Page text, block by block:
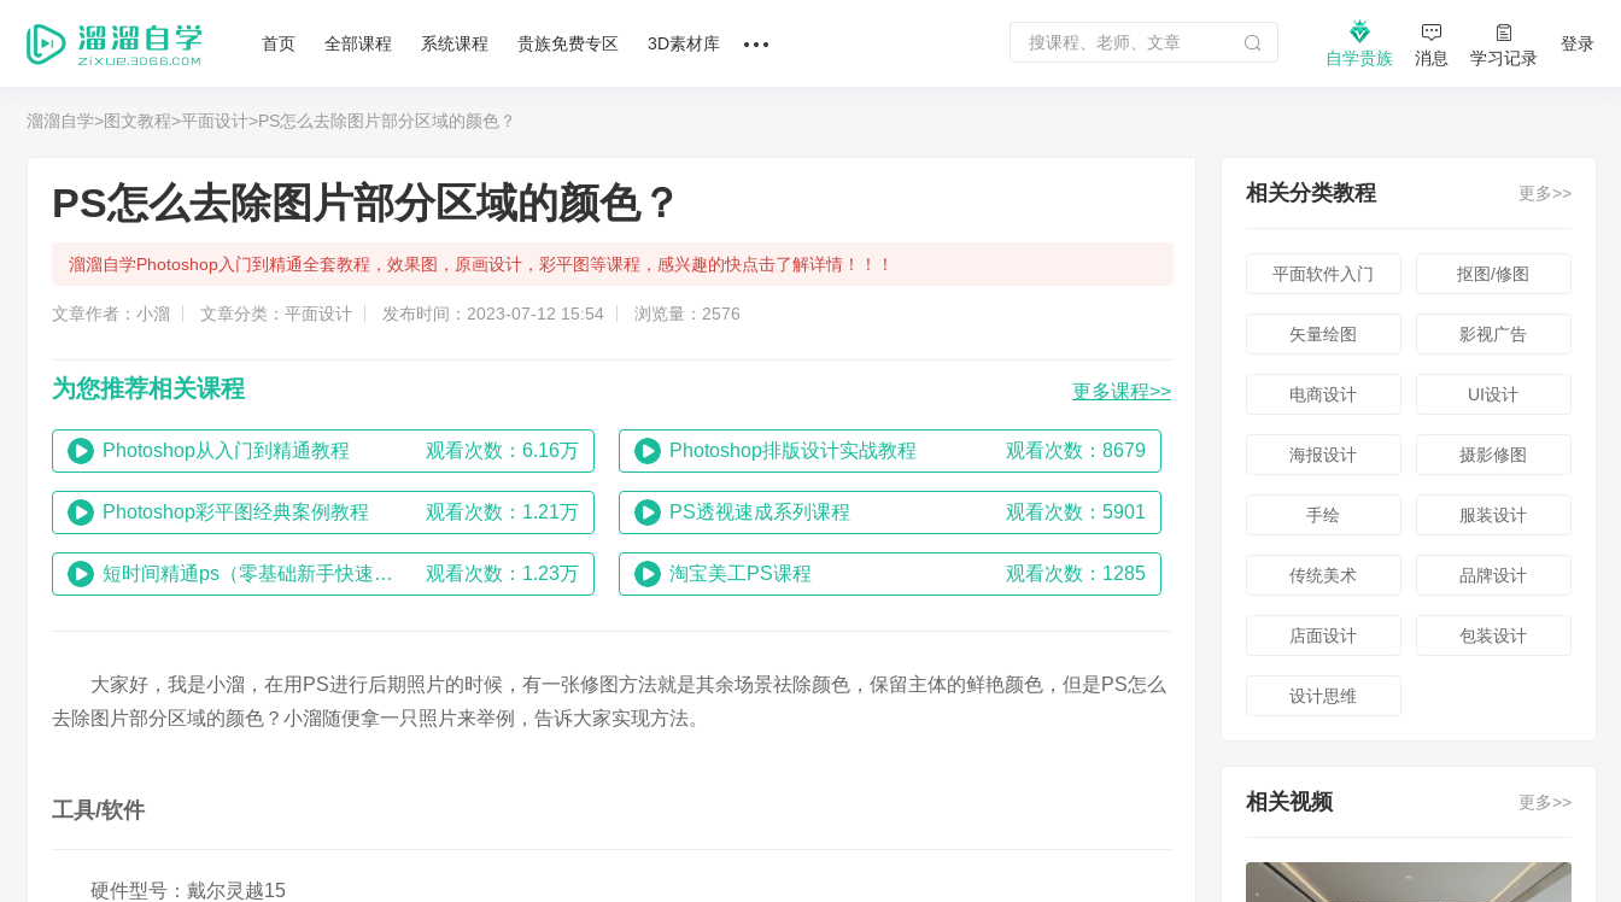
首页 全部课程 系统课程 贵族免费专区 3D素材库
自学贵族 消息 学习记录
登录
溜溜自学>图文教程>平面设计>PS怎么去除图片部分区域的颜色？
PS怎么去除图片部分区域的颜色？
溜溜自学Photoshop入门到精通全套教程，效果图，原画设计，彩平图等课程，感兴趣的快点击了解详情！！！
文章作者：小溜 文章分类：平面设计 发布时间：2023-07-12 15:54 浏览量：2576
为您推荐相关课程 更多课程>>
Photoshop从入门到精通教程 观看次数：6.16万 Photoshop排版设计实战教程 观看次数：8679
Photoshop彩平图经典案例教程 观看次数：1.21万 PS透视速成系列课程 观看次数：5901
短时间精通ps（零基础新手快速入门ps教程） 观看次数：1.23万 淘宝美工PS课程 观看次数：1285
大家好，我是小溜，在用PS进行后期照片的时候，有一张修图方法就是其余场景祛除颜色，保留主体的鲜艳颜色，但是PS怎么
去除图片部分区域的颜色？小溜随便拿一只照片来举例，告诉大家实现方法。
工具/软件
硬件型号：戴尔灵越15
相关分类教程 更多>>
平面软件入门 抠图/修图
矢量绘图 影视广告
电商设计 UI设计
海报设计 摄影修图
手绘 服装设计
传统美术 品牌设计
店面设计 包装设计
设计思维
相关视频 更多>>